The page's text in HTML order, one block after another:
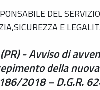
DEL
E
- Avviso di
della
2018 – D.G.R.